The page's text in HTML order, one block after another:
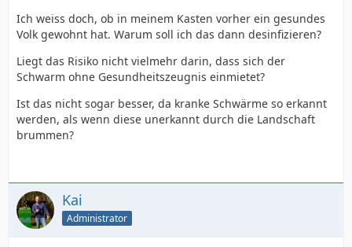
Ich weiss doch, ob in meinem Kasten vorher ein gesundes
Volk gewohnt hat. Warum soll ich das dann desinfizieren?
Liegt das Risiko nicht vielmehr darin, dass sich der
Schwarm ohne Gesundheitszeugnis einmietet?
Ist das nicht sogar besser, da kranke Schwärme so erkannt
werden, als wenn diese unerkannt durch die Landschaft
brummen?
Kai
Administrator